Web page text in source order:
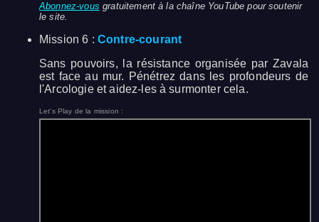
Abonnez-vous gratuitement à la chaîne YouTube pour soutenir
le site.
Mission 6 : Contre-courant
Sans pouvoirs, la résistance organisée par Zavala
est face au mur. Pénétrez dans les profondeurs de
l'Arcologie et aidez-les à surmonter cela.
Let's Play de la mission :